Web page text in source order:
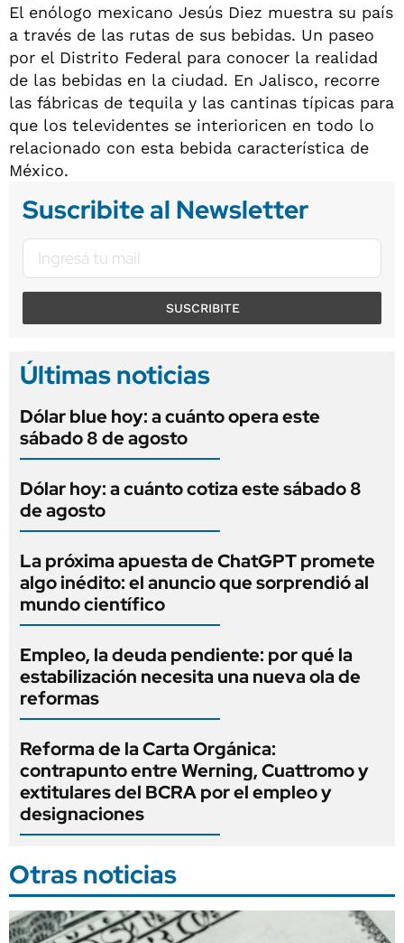
El enólogo mexicano Jesús Diez muestra su país
a través de las rutas de sus bebidas. Un paseo
por el Distrito Federal para conocer la realidad
de las bebidas en la ciudad. En Jalisco, recorre
las fábricas de tequila y las cantinas típicas para
que los televidentes se interioricen en todo lo
relacionado con esta bebida característica de
México.
Suscribite al Newsletter
SUSCRIBITE
Últimas noticias
Dólar blue hoy: a cuánto opera este
sábado 8 de agosto
Dólar hoy: a cuánto cotiza este sábado 8
de agosto
La próxima apuesta de ChatGPT promete
algo inédito: el anuncio que sorprendió al
mundo científico
Empleo, la deuda pendiente: por qué la
estabilización necesita una nueva ola de
reformas
Reforma de la Carta Orgánica:
contrapunto entre Werning, Cuattromo y
extitulares del BCRA por el empleo y
designaciones
Otras noticias